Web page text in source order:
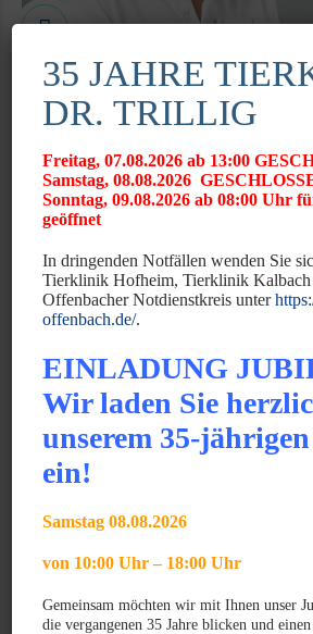
Tanja Pies
Oberärztin Dermatologie
Zusatzbezeichnung Dermatologie
Spezielle Arbeitsgebiete:
Dermatologie
Heimtiere
Werdegang:
Staatsexamen zur Tiermedizinischen
2006 Approbation
2006 – 2009 Tierärztin in der
Seit 2009 in der Klinik tätig
35 JAHRE
DR. TRILLIG
Freitag, 07.08.2026 ab 13:00
Samstag, 08.08.2026
Sonntag, 09.08.2026 ab 08:00 Uhr
geöffnet
In dringenden Notfällen wenden Sie
Tierklinik Hofheim, Tierklinik Kalbach
Offenbacher Notdienstkreis unter
offenbach.de/.
EINLADUNG
Wir laden Sie
unserem 35-
ein!
Samstag 08.08.2026
von 10:00 Uhr – 18:00 Uhr
Gemeinsam möchten wir mit Ihnen unser
die vergangenen 35 Jahre blicken und